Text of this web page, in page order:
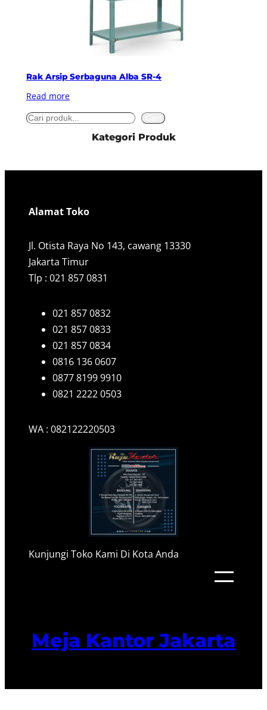
Rak Arsip Serbaguna Alba SR-4
Read more
S
r
Kategori Produk
Alamat Toko
Jl. Otista Raya No 143, cawang 13330
Jakarta Timur
Tlp : 021 857 0831
021 857 0832
021 857 0833
021 857 0834
0816 136 0607
0877 8199 9910
0821 2222 0503
WA : 082122220503
Kunjungi Toko Kami Di Kota Anda
Meja Kantor Jakarta